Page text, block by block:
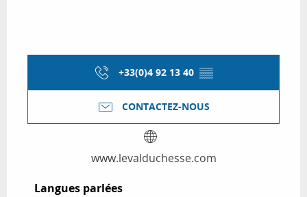
+33(0)4 92 13 40 ▒▒
CONTACTEZ-NOUS
www.levalduchesse.com
Langues parlées
Langues parlées